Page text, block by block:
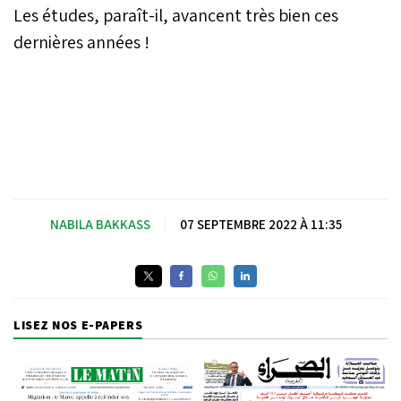
Les études, paraît-il, avancent très bien ces
dernières années !
NABILA BAKKASS 07 SEPTEMBRE 2022 À 11:35
LISEZ NOS E-PAPERS